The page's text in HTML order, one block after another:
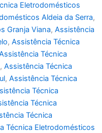
Eletrodomésticos
Aldeia da Serra,
Granja Viana, Assistência
, Assistência Técnica
Técnica
, Assistência Técnica
, Assistência Técnica
Técnica
Técnica
Técnica
Técnica Eletrodomésticos